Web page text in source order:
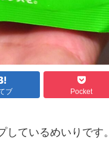
ブ Pocket
ているめいりです。